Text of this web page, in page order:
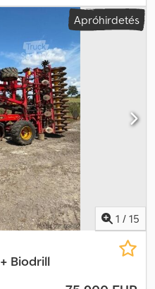
közötti távolság: 27 cm,
rugós kövvédelem,
növelő, tárolóhely:
Apróhirdetés
1 / 15
Biodrill